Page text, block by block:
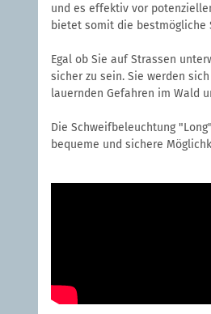
und es effektiv vor
bietet somit die bestmögliche
Egal ob Sie auf Strassen
sicher zu sein. Sie werden
lauernden Gefahren im Wald
Die Schweifbeleuchtung
bequeme und sichere